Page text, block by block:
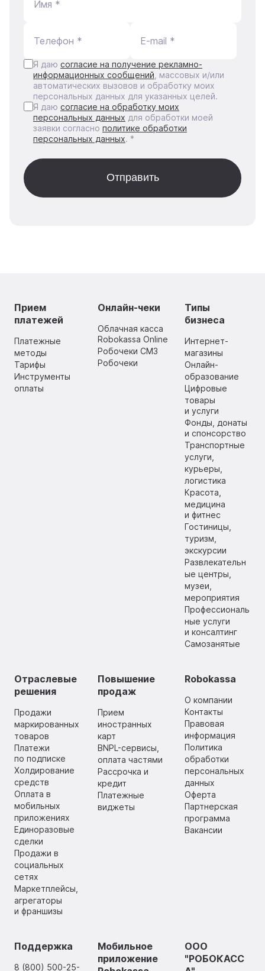
Имя *
Телефон * E-mail *
Я даю согласие на получение рекламно-
информационных сообщений , массовых и/или
автоматических вызовов и обработку моих
персональных данных для указанных целей.
Я даю согласие на обработку моих
персональных данных для обработки моей
заявки согласно политике обработки
персональных данных. *
Прием
платежей
Платежные
методы
Тарифы
Инструменты
оплаты
Онлайн-чеки
Облачная касса
Robokassa Online
Робочеки СМЗ
Робочеки
Типы
бизнеса
Интернет-
магазины
Онлайн-
образование
Цифровые
товары
и услуги
Фонды, донаты
и спонсорство
Транспортные
услуги,
курьеры,
логистика
Красота,
медицина
и фитнес
Гостиницы,
туризм,
экскурсии
Развлекательн
ые центры,
музеи,
мероприятия
Профессиональ
ные услуги
и консалтинг
Самозанятые
Отраслевые
решения
Продажи
маркированных
товаров
Платежи
по подписке
Холдирование
средств
Оплата в
мобильных
приложениях
Единоразовые
сделки
Продажи в
социальных
сетях
Маркетплейсы,
агрегаторы
и франшизы
Повышение
продаж
Прием
иностранных
карт
BNPL-сервисы,
оплата частями
Рассрочка и
кредит
Платежные
виджеты
Robokassa
О компании
Контакты
Правовая
информация
Политика
обработки
персональных
данных
Оферта
Партнерская
программа
Вакансии
Поддержка
8 (800) 500-25-
Мобильное
приложение
ООО
"РОБОКАСС